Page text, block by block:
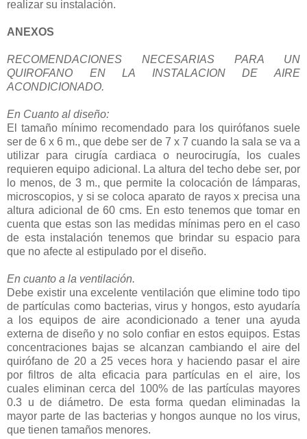
realizar su instalación.
ANEXOS
RECOMENDACIONES NECESARIAS PARA UN
QUIROFANO EN LA INSTALACION DE AIRE
ACONDICIONADO.
En Cuanto al diseño:
El tamaño mínimo recomendado para los quirófanos suele
ser de 6 x 6 m., que debe ser de 7 x 7 cuando la sala se va a
utilizar para cirugía cardiaca o neurocirugía, los cuales
requieren equipo adicional. La altura del techo debe ser, por
lo menos, de 3 m., que permite la colocación de lámparas,
microscopios, y si se coloca aparato de rayos x precisa una
altura adicional de 60 cms. En esto tenemos que tomar en
cuenta que estas son las medidas mínimas pero en el caso
de esta instalación tenemos que brindar su espacio para
que no afecte al estipulado por el diseño.
En cuanto a la ventilación.
Debe existir una excelente ventilación que elimine todo tipo
de partículas como bacterias, virus y hongos, esto ayudaría
a los equipos de aire acondicionado a tener una ayuda
externa de diseño y no solo confiar en estos equipos. Estas
concentraciones bajas se alcanzan cambiando el aire del
quirófano de 20 a 25 veces hora y haciendo pasar el aire
por filtros de alta eficacia para partículas en el aire, los
cuales eliminan cerca del 100% de las partículas mayores
0.3 u de diámetro. De esta forma quedan eliminadas la
mayor parte de las bacterias y hongos aunque no los virus,
que tienen tamaños menores.